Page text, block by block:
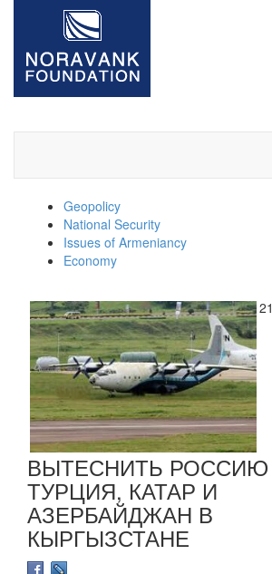
Geopolicy
National Security
Issues of Armeniancy
Economy
ВЫТЕСНИТЬ РОССИЮ
ТУРЦИЯ, КАТАР И
АЗЕРБАЙДЖАН В
КЫРГЫЗСТАНЕ